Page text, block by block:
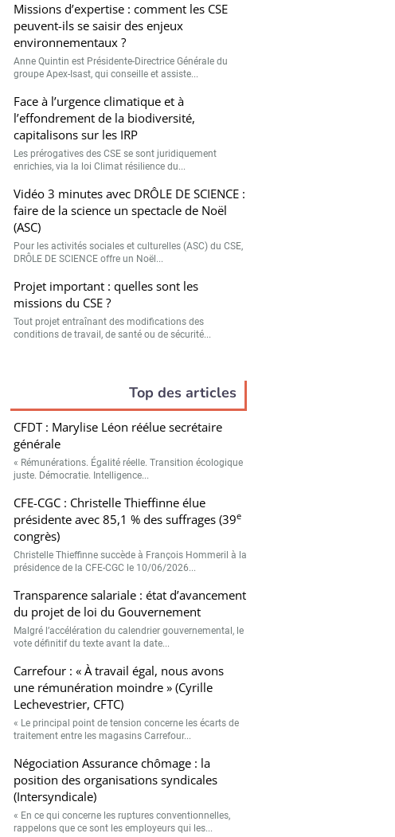
Missions d’expertise : comment les CSE
peuvent-ils se saisir des enjeux
environnementaux ?
Anne Quintin est Présidente-Directrice Générale du
groupe Apex-Isast, qui conseille et assiste...
Face à l’urgence climatique et à
l’effondrement de la biodiversité,
capitalisons sur les IRP
Les prérogatives des CSE se sont juridiquement
enrichies, via la loi Climat résilience du...
Vidéo 3 minutes avec DRÔLE DE SCIENCE :
faire de la science un spectacle de Noël
(ASC)
Pour les activités sociales et culturelles (ASC) du CSE,
DRÔLE DE SCIENCE offre un Noël...
Projet important : quelles sont les
missions du CSE ?
Tout projet entraînant des modifications des
conditions de travail, de santé ou de sécurité...
Top des articles
CFDT : Marylise Léon réélue secrétaire
générale
« Rémunérations. Égalité réelle. Transition écologique
juste. Démocratie. Intelligence...
CFE-CGC : Christelle Thieffinne élue
présidente avec 85,1 % des suffrages (39e
congrès)
Christelle Thieffinne succède à François Hommeril à la
présidence de la CFE-CGC le 10/06/2026...
Transparence salariale : état d’avancement
du projet de loi du Gouvernement
Malgré l’accélération du calendrier gouvernemental, le
vote définitif du texte avant la date...
Carrefour : « À travail égal, nous avons
une rémunération moindre » (Cyrille
Lechevestrier, CFTC)
« Le principal point de tension concerne les écarts de
traitement entre les magasins Carrefour...
Négociation Assurance chômage : la
position des organisations syndicales
(Intersyndicale)
« En ce qui concerne les ruptures conventionnelles,
rappelons que ce sont les employeurs qui les...